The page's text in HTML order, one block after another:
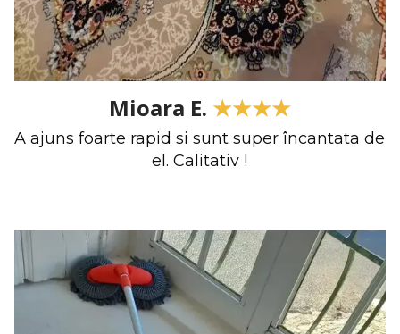
Mioara E. ★★★★
A ajuns foarte rapid si sunt super încantata de
el. Calitativ !